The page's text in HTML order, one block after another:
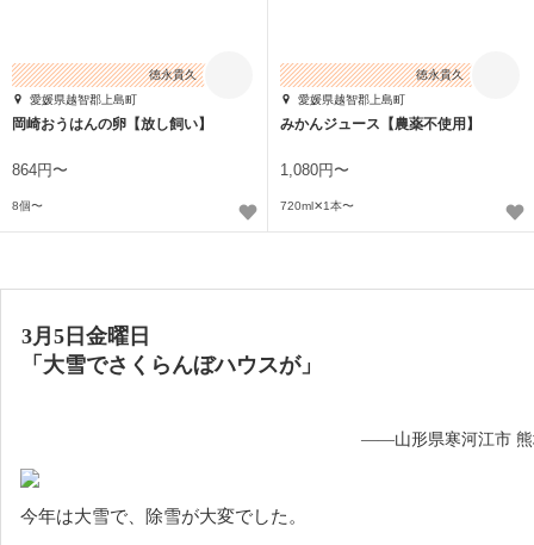
徳永貴久
愛媛県越智郡上島町
岡崎おうはんの卵【放し飼い】
864円〜
8個〜
徳永貴久
愛媛県越智郡上島町
みかんジュース【農薬不使用】
1,080円〜
720ml✕1本〜
3月5日金曜日
「大雪でさくらんぼハウスが」
——山形県寒河江市 熊
今年は大雪で、除雪が大変でした。